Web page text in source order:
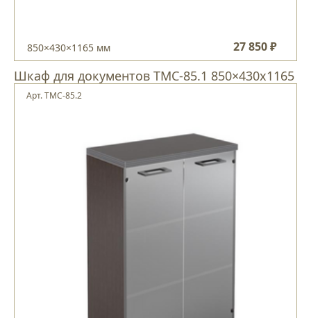
850×430×1165 мм 27 850 ₽
Шкаф для документов ТМС-85.1 850×430х1165
Арт. ТМС-85.2